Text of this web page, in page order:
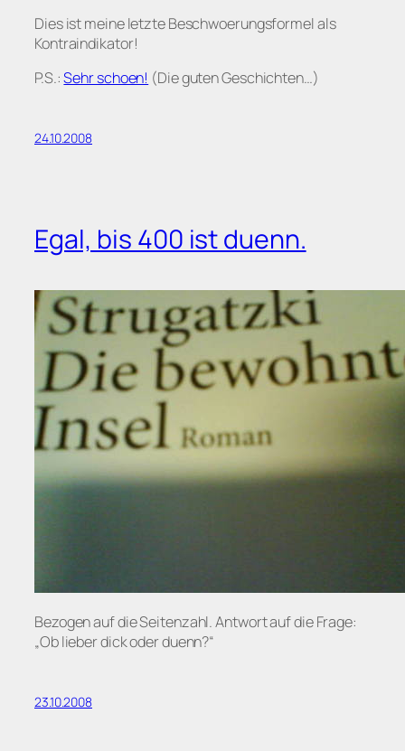
Dies ist meine letzte Beschwoerungsformel als
Kontraindikator!
P.S.:Sehr schoen! (Die guten Geschichten…)
24.10.2008
Egal, bis 400 ist duenn.
Bezogen auf die Seitenzahl. Antwort auf die Frage:
„Ob lieber dick oder duenn?“
23.10.2008